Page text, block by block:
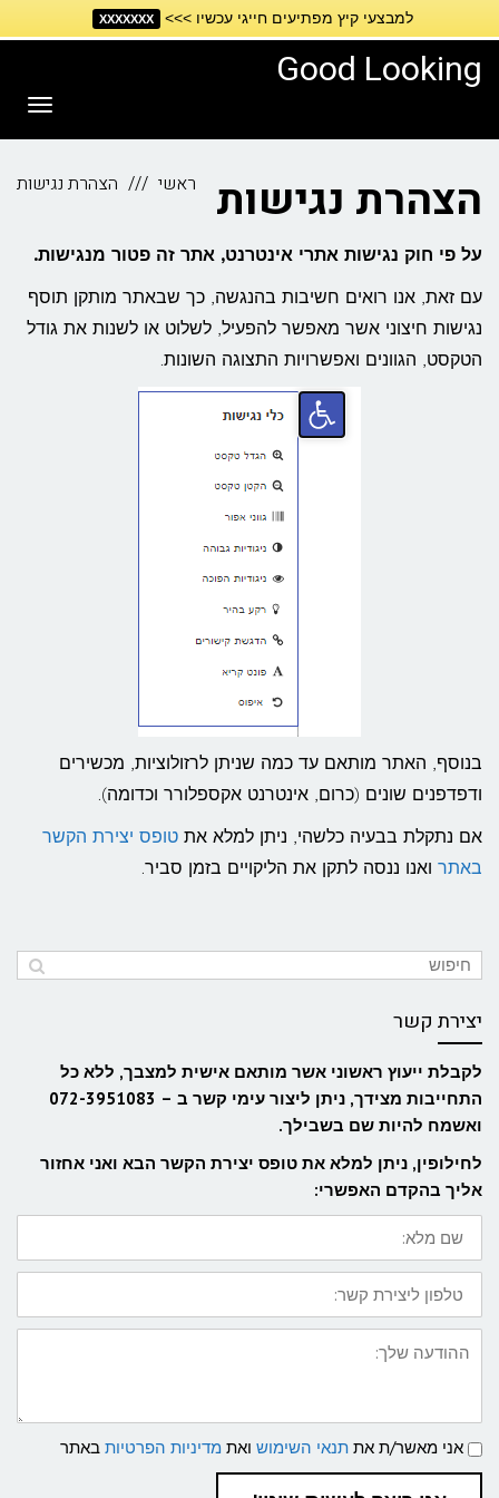
למבצעי קיץ מפתיעים חייגי עכשיו >>> XXXXXXX
Good Looking
ראשי הצהרת נגישות הצהרת נגישות
על פי חוק נגישות אתרי אינטרנט, אתר זה פטור מנגישות.
עם זאת, אנו רואים חשיבות בהנגשה, כך שבאתר מותקן תוסף
נגישות חיצוני אשר מאפשר להפעיל, לשלוט או לשנות את גודל
הטקסט, הגוונים ואפשרויות התצוגה השונות.
בנוסף, האתר מותאם עד כמה שניתן לרזולוציות, מכשירים
ודפדפנים שונים (כרום, אינטרנט אקספלורר וכדומה).
אם נתקלת בבעיה כלשהי, ניתן למלא את טופס יצירת הקשר
באתר ואנו ננסה לתקן את הליקויים בזמן סביר.
יצירת קשר
לקבלת ייעוץ ראשוני אשר מותאם אישית למצבך, ללא כל
התחייבות מצידך, ניתן ליצור עימי קשר ב – 072-3951083
ואשמח להיות שם בשבילך.
לחילופין, ניתן למלא את טופס יצירת הקשר הבא ואני אחזור
אליך בהקדם האפשרי:
שם
מלא:
טלפון
ליצירת
קשר:
ההודעה
שלך:
תנאי
שימוש
ומדיניות
פרטיות
אני מאשר/ת את תנאי השימוש ואת מדיניות הפרטיות באתר